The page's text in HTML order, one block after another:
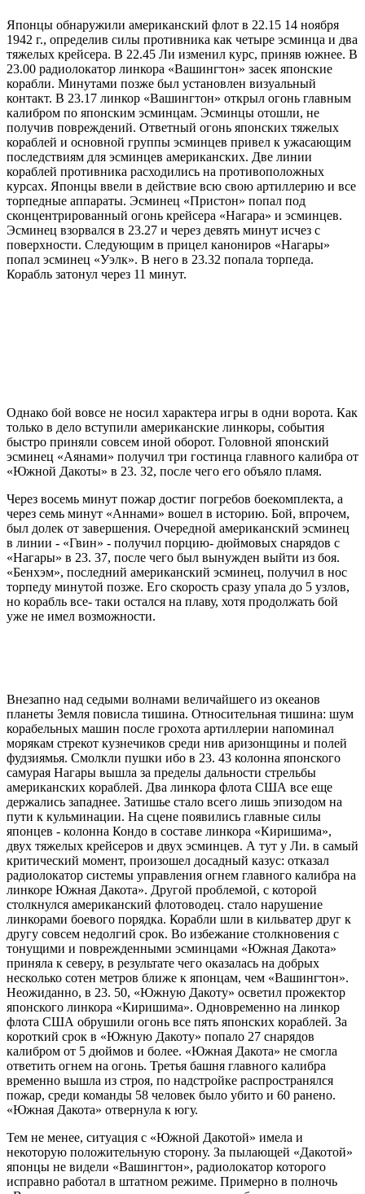
Японцы обнаружили американский флот в 22.15 14 ноября
1942 г., определив силы противника как четыре эсминца и два
тяжелых крейсера. В 22.45 Ли изменил курс, приняв южнее. В
23.00 радиолокатор линкора «Вашингтон» засек японские
корабли. Минутами позже был установлен визуальный
контакт. В 23.17 линкор «Вашингтон» открыл огонь главным
калибром по японским эсминцам. Эсминцы отошли, не
получив повреждений. Ответный огонь японских тяжелых
кораблей и основной группы эсминцев привел к ужасающим
последствиям для эсминцев американских. Две линии
кораблей противника расходились на противоположных
курсах. Японцы ввели в действие всю свою артиллерию и все
торпедные аппараты. Эсминец «Пристон» попал под
сконцентрированный огонь крейсера «Нагара» и эсминцев.
Эсминец взорвался в 23.27 и через девять минут исчез с
поверхности. Следующим в прицел канониров «Нагары»
попал эсминец «Уэлк». В него в 23.32 попала торпеда.
Корабль затонул через 11 минут.
Однако бой вовсе не носил характера игры в одни ворота. Как
только в дело вступили американские линкоры, события
быстро приняли совсем иной оборот. Головной японский
эсминец «Аянами» получил три гостинца главного калибра от
«Южной Дакоты» в 23. 32, после чего его объяло пламя.
Через восемь минут пожар достиг погребов боекомплекта, а
через семь минут «Аннами» вошел в историю. Бой, впрочем,
был долек от завершения. Очередной американский эсминец
в линии - «Гвин» - получил порцию- дюймовых снарядов с
«Нагары» в 23. 37, после чего был вынужден выйти из боя.
«Бенхэм», последний американский эсминец, получил в нос
торпеду минутой позже. Его скорость сразу упала до 5 узлов,
но корабль все- таки остался на плаву, хотя продолжать бой
уже не имел возможности.
Внезапно над седыми волнами величайшего из океанов
планеты Земля повисла тишина. Относительная тишина: шум
корабельных машин после грохота артиллерии напоминал
морякам стрекот кузнечиков среди нив аризонщины и полей
фудзиямья. Смолкли пушки ибо в 23. 43 колонна японского
самурая Нагары вышла за пределы дальности стрельбы
американских кораблей. Два линкора флота США все еще
держались западнее. Затишье стало всего лишь эпизодом на
пути к кульминации. На сцене появились главные силы
японцев - колонна Кондо в составе линкора «Киришима»,
двух тяжелых крейсеров и двух эсминцев. А тут у Ли. в самый
критический момент, произошел досадный казус: отказал
радиолокатор системы управления огнем главного калибра на
линкоре Южная Дакота». Другой проблемой, с которой
столкнулся американский флотоводец. стало нарушение
линкорами боевого порядка. Корабли шли в кильватер друг к
другу совсем недолгий срок. Во избежание столкновения с
тонущими и поврежденными эсминцами «Южная Дакота»
приняла к северу, в результате чего оказалась на добрых
несколько сотен метров ближе к японцам, чем «Вашингтон».
Неожиданно, в 23. 50, «Южную Дакоту» осветил прожектор
японского линкора «Киришима». Одновременно на линкор
флота США обрушили огонь все пять японских кораблей. За
короткий срок в «Южную Дакоту» попало 27 снарядов
калибром от 5 дюймов и более. «Южная Дакота» не смогла
ответить огнем на огонь. Третья башня главного калибра
временно вышла из строя, по надстройке распространялся
пожар, среди команды 58 человек было убито и 60 ранено.
«Южная Дакота» отвернула к югу.
Тем не менее, ситуация с «Южной Дакотой» имела и
некоторую положительную сторону. За пылающей «Дакотой»
японцы не видели «Вашингтон», радиолокатор которого
исправно работал в штатном режиме. Примерно в полночь